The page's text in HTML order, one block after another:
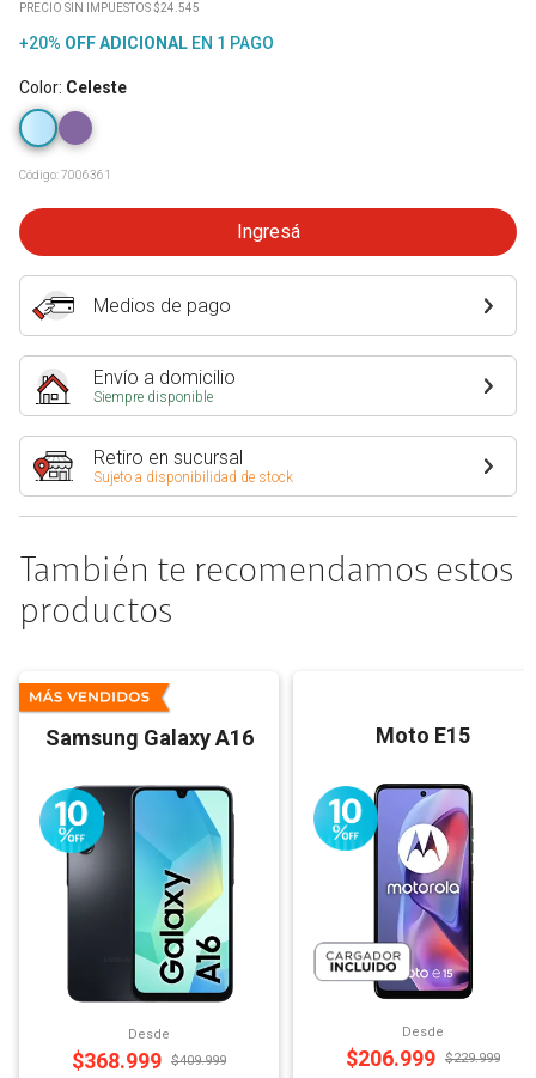
PRECIO SIN IMPUESTOS $24.545
+20% OFFADICIONAL EN 1 PAGO
Color: Celeste
Código:7006361
Ingresá
Medios de pago
Envío a domicilio
Siempre disponible
Retiro en sucursal
Sujeto a disponibilidad de stock
También te recomendamos estos
productos
Samsung Galaxy A16
Desde
$368.999 $409.999
Moto E15
Desde
$206.999 $229.999